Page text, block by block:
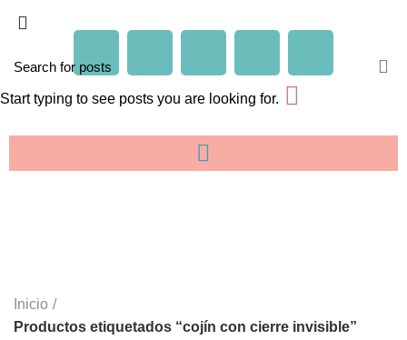
Inicio
Productos etiquetados “cojín con cierre invisible”
Start typing to see posts you are looking for.